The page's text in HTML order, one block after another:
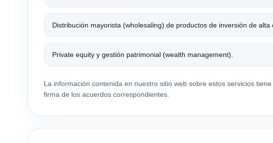
Distribución mayorista (wholesaling) de productos de inversión de alta
Private equity y gestión patrimonial (wealth management).
La información contenida en nuestro sitio web sobre estos servicios
firma de los acuerdos correspondientes.